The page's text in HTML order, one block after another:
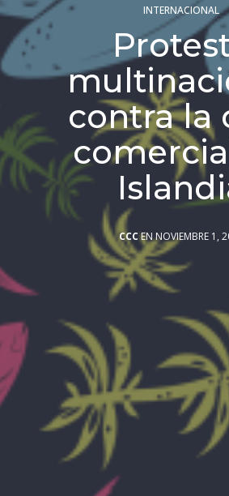
INTERNACIONAL
contra la
CCCEN NOVIEMBRE 1,